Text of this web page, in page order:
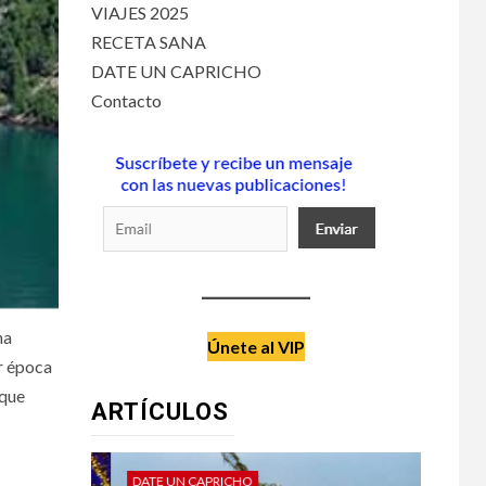
época
VIAJES 2025
RECETA SANA
DATE UN CAPRICHO
Contacto
Únete al VIP
ARTÍCULOS
DATE UN CAPRICHO